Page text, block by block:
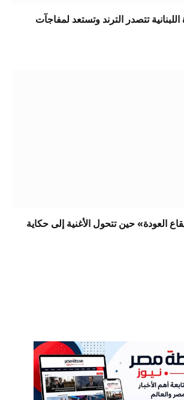
تتصدر الترند وتستعد لمفاجآت
العودة» حين تتحول الأغنية إلى حكاية